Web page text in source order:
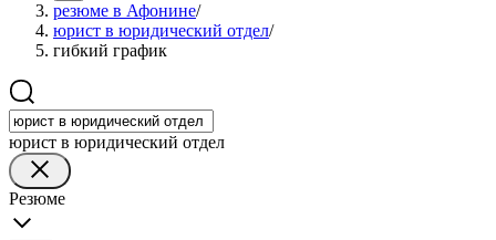
резюме в Афонине/
юрист в юридический отдел/
гибкий график
юрист в юридический отдел
Резюме